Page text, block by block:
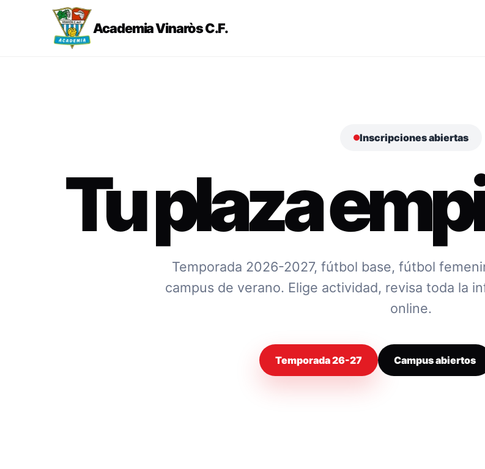
Academia Vinaròs C.F.
Inscripciones abiertas
Tu plaza
Temporada 2026-2027, fútbol base, fútbol
campus de verano. Elige actividad, revisa toda la
online.
Temporada 26-27 Campus abiertos